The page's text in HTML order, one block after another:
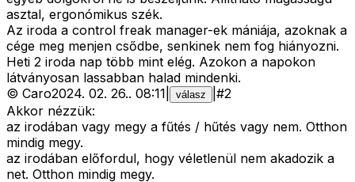
asztal, ergonómikus szék.
Az iroda a control freak manager-ek mániája, azoknak a
cége meg menjen csődbe, senkinek nem fog hiányozni.
Heti 2 iroda nap több mint elég. Azokon a napokon
látványosan lassabban halad mindenki.
© Caro2024. 02. 26.. 08:11 válasz #2
Akkor nézzük:
az irodában vagy megy a fűtés / hűtés vagy nem. Otthon
mindig megy.
az irodában előfordul, hogy véletlenül nem akadozik a
net. Otthon mindig megy.